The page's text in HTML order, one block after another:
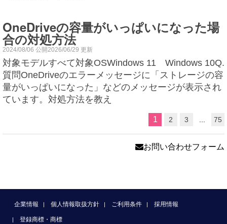
OneDriveの容量がいっぱいになった場
合の対処方法
2024/08/06 公開2026/06/29 更新
対象モデルすべて対象OSWindows 11 Windows 10Q.
質問OneDriveのエラーメッセージに「ストレージの容
量がいっぱいになった」などのメッセージが表示され
ています。対処方法を教え
1 2 3 75
お問い合わせフォーム
企業情報 個人情報取扱方針 ご利用条件 採用情報
登録商標・商標